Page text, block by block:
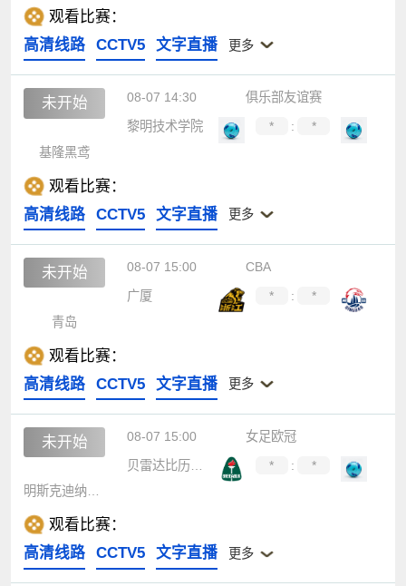
观看比赛：
高清线路
CCTV5 文字直播 更多
未开始 08-07 14:30
俱乐部友谊赛
黎明技术学院
* :
*
基隆黑鸢
观看比赛：
高清线路
CCTV5 文字直播 更多
未开始 08-07 15:00
CBA
广厦
* :
*
青岛
观看比赛：
高清线路
CCTV5 文字直播 更多
未开始 08-07 15:00
女足欧冠
* :
*
明斯克迪纳摩女足
观看比赛：
高清线路
CCTV5 文字直播 更多